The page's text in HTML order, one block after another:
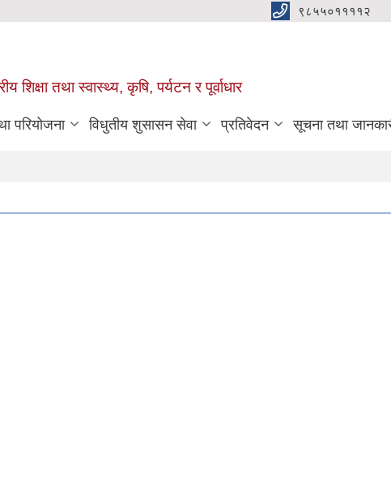
९८५५०११११२
शिक्षा तथा स्वास्थ्य, कृषि, पर्यटन र पूर्वाधार
परियोजना विधुतीय शुसासन सेवा प्रतिवेदन सूचना तथा